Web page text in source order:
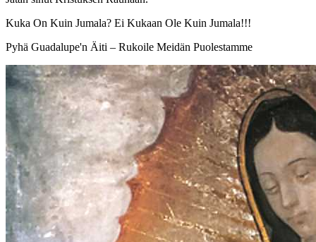
Kuka On Kuin Jumala? Ei Kukaan Ole Kuin Jumala!!!
Pyhä Guadalupe'n Äiti – Rukoile Meidän Puolestamme